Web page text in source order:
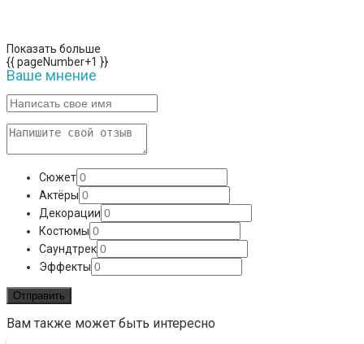
Показать больше
{{ pageNumber+1 }}
Ваше мнение
Сюжет
Актёры
Декорации
Костюмы
Саундтрек
Эффекты
Вам также может быть интересно